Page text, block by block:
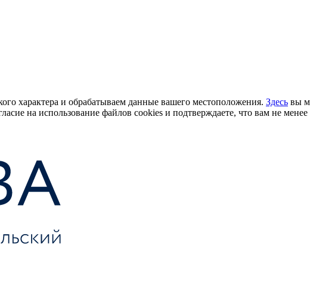
характера и обрабатываем данные вашего местоположения. Здесь вы
на использование файлов cookies и подтверждаете, что вам не менее